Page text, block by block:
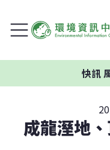
快訊風機
成龍溼地